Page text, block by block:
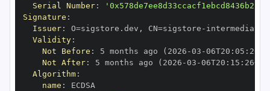
Serial Number:
Signature :
Issuer: O=sigstore.dev , CN=sigstore -
Validity:
Not Before : 5 months ago (2026 -03 -06T20 : 05 :
Not After: 5 months ago (2026 -03 -06T20 : 15 : 26+00
Algorithm:
name :